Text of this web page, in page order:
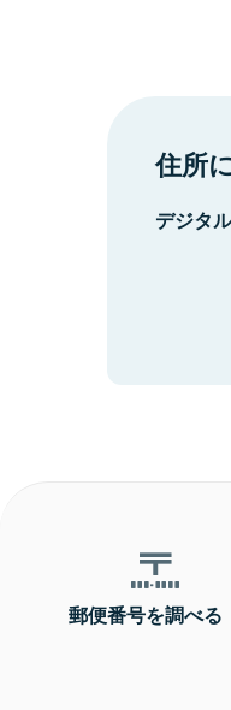
住所
デジタ
郵便番号を調べる